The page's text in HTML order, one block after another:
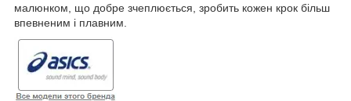
малюнком, що добре зчеплюється, зробить кожен крок більш
впевненим і плавним.